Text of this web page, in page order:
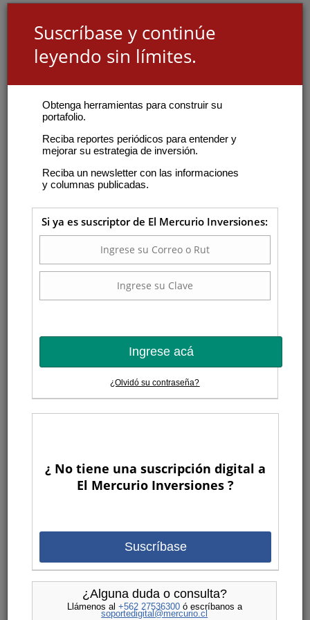
Suscríbase y continúe
leyendo sin límites.
Obtenga herramientas para construir su
portafolio.
Reciba reportes periódicos para entender y
mejorar su estrategia de inversión.
Reciba un newsletter con las informaciones
y columnas publicadas.
Si ya es suscriptor de El Mercurio Inversiones:
Ingrese acá
¿Olvidó su contraseña?
¿ No tiene una suscripción digital a
El Mercurio Inversiones ?
Suscríbase
¿Alguna duda o consulta?
Llámenos al +562 27536300ó escríbanos a
soportedigital@mercurio.cl